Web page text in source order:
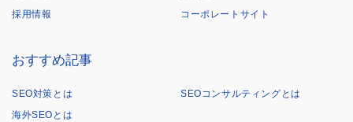
採用情報
コーポレートサイト
おすすめ記事
SEO対策とは
SEOコンサルティングとは
海外SEOとは